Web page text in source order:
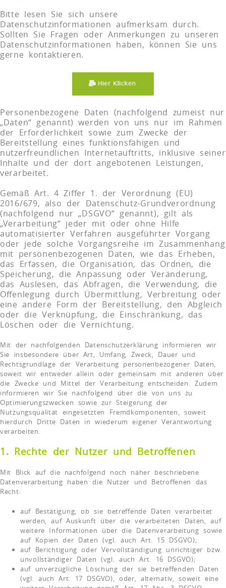
Bitte lesen Sie sich unsere
Datenschutzinformationen aufmerksam durch.
Sollten Sie Fragen oder Anmerkungen zu unseren
Datenschutzinformationen haben, können Sie uns
gerne kontaktieren.
Personenbezogene Daten (nachfolgend zumeist nur
„Daten“ genannt) werden von uns nur im Rahmen
der Erforderlichkeit sowie zum Zwecke der
Bereitstellung eines funktionsfähigen und
nutzerfreundlichen Internetauftritts, inklusive seiner
Inhalte und der dort angebotenen Leistungen,
verarbeitet.
Gemäß Art. 4 Ziffer 1. der Verordnung (EU)
2016/679, also der Datenschutz-Grundverordnung
(nachfolgend nur „DSGVO“ genannt), gilt als
„Verarbeitung“ jeder mit oder ohne Hilfe
automatisierter Verfahren ausgeführter Vorgang
oder jede solche Vorgangsreihe im Zusammenhang
mit personenbezogenen Daten, wie das Erheben,
das Erfassen, die Organisation, das Ordnen, die
Speicherung, die Anpassung oder Veränderung,
das Auslesen, das Abfragen, die Verwendung, die
Offenlegung durch Übermittlung, Verbreitung oder
eine andere Form der Bereitstellung, den Abgleich
oder die Verknüpfung, die Einschränkung, das
Löschen oder die Vernichtung.
Mit der nachfolgenden Datenschutzerklärung informieren wir
Sie insbesondere über Art, Umfang, Zweck, Dauer und
Rechtsgrundlage der Verarbeitung personenbezogener Daten,
soweit wir entweder allein oder gemeinsam mit anderen über
die Zwecke und Mittel der Verarbeitung entscheiden. Zudem
informieren wir Sie nachfolgend über die von uns zu
Optimierungszwecken sowie zur Steigerung der
Nutzungsqualität eingesetzten Fremdkomponenten, soweit
hierdurch Dritte Daten in wiederum eigener Verantwortung
verarbeiten.
1. Rechte der Nutzer und Betroffenen
Mit Blick auf die nachfolgend noch näher beschriebene
Datenverarbeitung haben die Nutzer und Betroffenen das
Recht:
auf Bestätigung, ob sie betreffende Daten verarbeitet
werden, auf Auskunft über die verarbeiteten Daten, auf
weitere Informationen über die Datenverarbeitung sowie
auf Kopien der Daten (vgl. auch Art. 15 DSGVO);
auf Berichtigung oder Vervollständigung unrichtiger bzw.
unvollständiger Daten (vgl. auch Art. 16 DSGVO);
auf unverzügliche Löschung der sie betreffenden Daten
(vgl. auch Art. 17 DSGVO), oder, alternativ, soweit eine